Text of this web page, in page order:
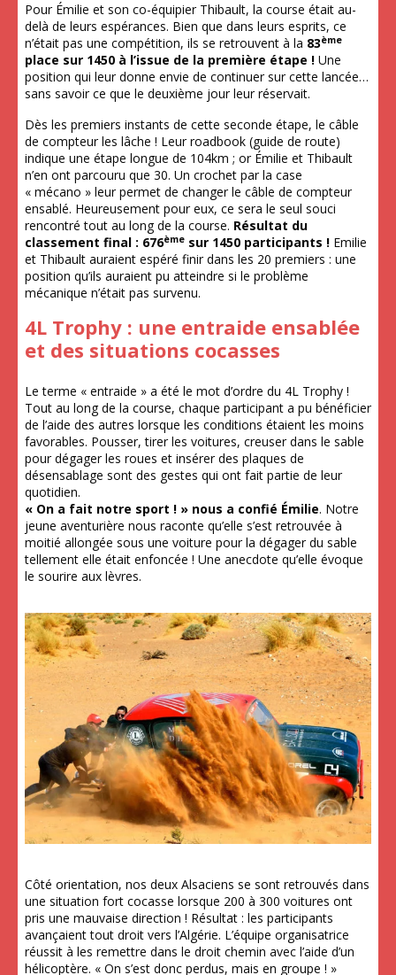
Pour Émilie et son co-équipier Thibault, la course était au-
delà de leurs espérances. Bien que dans leurs esprits, ce
n’était pas une compétition, ils se retrouvent à la 83ème
place sur 1450 à l’issue de la première étape ! Une
position qui leur donne envie de continuer sur cette lancée…
sans savoir ce que le deuxième jour leur réservait.
Dès les premiers instants de cette seconde étape, le câble
de compteur les lâche ! Leur roadbook (guide de route)
indique une étape longue de 104km ; or Émilie et Thibault
n’en ont parcouru que 30. Un crochet par la case
« mécano » leur permet de changer le câble de compteur
ensablé. Heureusement pour eux, ce sera le seul souci
rencontré tout au long de la course. Résultat du
classement final : 676ème sur 1450 participants ! Emilie
et Thibault auraient espéré finir dans les 20 premiers : une
position qu’ils auraient pu atteindre si le problème
mécanique n’était pas survenu.
4L Trophy : une entraide ensablée
et des situations cocasses
Le terme « entraide » a été le mot d’ordre du 4L Trophy !
Tout au long de la course, chaque participant a pu bénéficier
de l’aide des autres lorsque les conditions étaient les moins
favorables. Pousser, tirer les voitures, creuser dans le sable
pour dégager les roues et insérer des plaques de
désensablage sont des gestes qui ont fait partie de leur
quotidien.
« On a fait notre sport ! » nous a confié Émilie. Notre
jeune aventurière nous raconte qu’elle s’est retrouvée à
moitié allongée sous une voiture pour la dégager du sable
tellement elle était enfoncée ! Une anecdote qu’elle évoque
le sourire aux lèvres.
Côté orientation, nos deux Alsaciens se sont retrouvés dans
une situation fort cocasse lorsque 200 à 300 voitures ont
pris une mauvaise direction ! Résultat : les participants
avançaient tout droit vers l’Algérie. L’équipe organisatrice
réussit à les remettre dans le droit chemin avec l’aide d’un
hélicoptère. « On s’est donc perdus, mais en groupe ! »